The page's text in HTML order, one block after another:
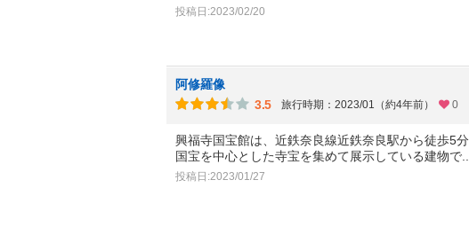
投稿日:2023/02/20
阿修羅像
3.5
旅行時期：2023/01（約4年前） 0
興福寺国宝館は、近鉄奈良線近鉄奈良駅から徒歩5
国宝を中心とした寺宝を集めて展示している建物で
投稿日:2023/01/27